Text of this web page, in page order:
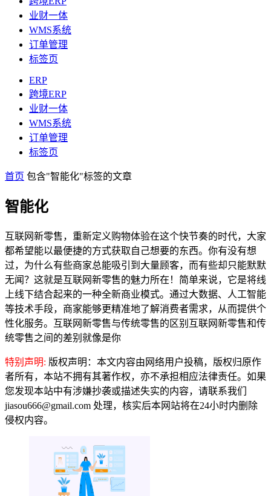
业财一体
WMS系统
订单管理
标签页
ERP
跨境ERP
业财一体
WMS系统
订单管理
标签页
首页 包含"智能化"标签的文章
智能化
互联网新零售，重新定义购物体验在这个快节奏的时代，大家
都希望能以最便捷的方式获取自己想要的东西。你有没有想
过，为什么有些商家总能吸引到大量顾客，而有些却只能默默
无闻？这就是互联网新零售的魅力所在！简单来说，它是将线
上线下结合起来的一种全新商业模式。通过大数据、人工智能
等技术手段，商家能够更精准地了解消费者需求，从而提供个
性化服务。互联网新零售与传统零售的区别互联网新零售和传
统零售之间的差别就像是你
特别声明: 版权声明：本文内容由网络用户投稿，版权归原作
者所有，本站不拥有其著作权，亦不承担相应法律责任。如果
您发现本站中有涉嫌抄袭或描述失实的内容，请联系我们
jiasou666@gmail.com 处理，核实后本网站将在24小时内删除
侵权内容。